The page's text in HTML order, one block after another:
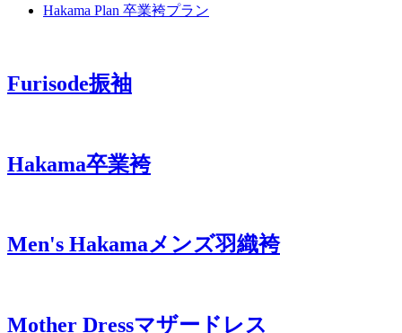
Hakama Plan 卒業袴プラン
Furisode振袖
Hakama卒業袴
Men's Hakamaメンズ羽織袴
Mother Dressマザードレス